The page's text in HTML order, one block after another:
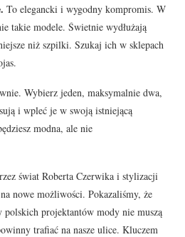
To elegancki i wygodny kompromis. W
takie modele. Świetnie wydłużają
niż szpilki. Szukaj ich w sklepach
Wybierz jeden, maksymalnie dwa,
i wpleć je w swoją istniejącą
modna, ale nie
świat Roberta Czerwika i stylizacji
nowe możliwości. Pokazaliśmy, że
polskich projektantów mody nie muszą
trafiać na nasze ulice. Kluczem